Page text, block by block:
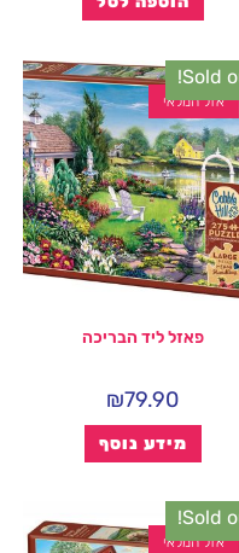
Sold
אזל המלאי
פאזל ליד הבריכה
₪79.90
מידע נוסף
Sold
אזל המלאי